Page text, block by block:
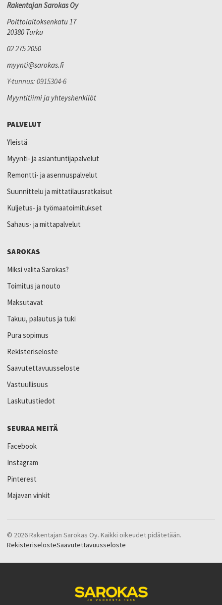
Rakentajan Sarokas Oy
Polttolaitoksenkatu 17
20380 Turku
02 275 2050
myynti@sarokas.fi
Y-tunnus: 0915304-6
Myyntitiimi ja yhteyshenkilöt
PALVELUT
Yleistä
Myynti- ja asiantuntijapalvelut
Remontti- ja asennuspalvelut
Suunnittelu ja mittatilausratkaisut
Kuljetus- ja työmaatoimitukset
Sahaus- ja mittapalvelut
SAROKAS
Miksi valita Sarokas?
Toimitus ja nouto
Maksutavat
Takuu, palautus ja tuki
Pura sopimus
Rekisteriseloste
Saavutettavuusseloste
Vastuullisuus
Laskutustiedot
SEURAA MEITÄ
Facebook
Instagram
Pinterest
Majavan vinkit
© 2026 Rakentajan Sarokas Oy. Kaikki oikeudet pidätetään.
RekisteriselosteSaavutettavuusseloste